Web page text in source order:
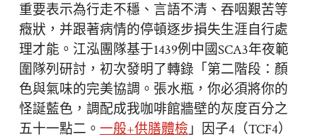
重要表示為行走不穩、言語不清、吞咽艱苦等
癥狀，并跟著病情的停頓逐步損失生涯自行處
理才能。江泓團隊基于1439例中國SCA3年夜範
圍隊列研討，初次發明了轉錄「第二階段：顏
色與氣味的完美協調。張水瓶，你必須將你的
怪誕藍色，調配成我咖啡館牆壁的灰度百分之
五十一點二。 一般+供膳體檢」因子4（TCF4）